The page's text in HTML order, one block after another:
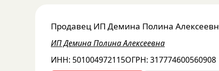
Продавец ИП Демина Полина
ИП Демина Полина Алексеевна
ИНН: 501004972115ОГРН: 317774600560908